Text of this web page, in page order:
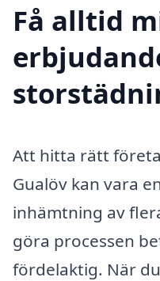
Få alltid
Att hitta rätt
Gualöv kan vara
inhämtning av
göra processen
fördelaktig. När